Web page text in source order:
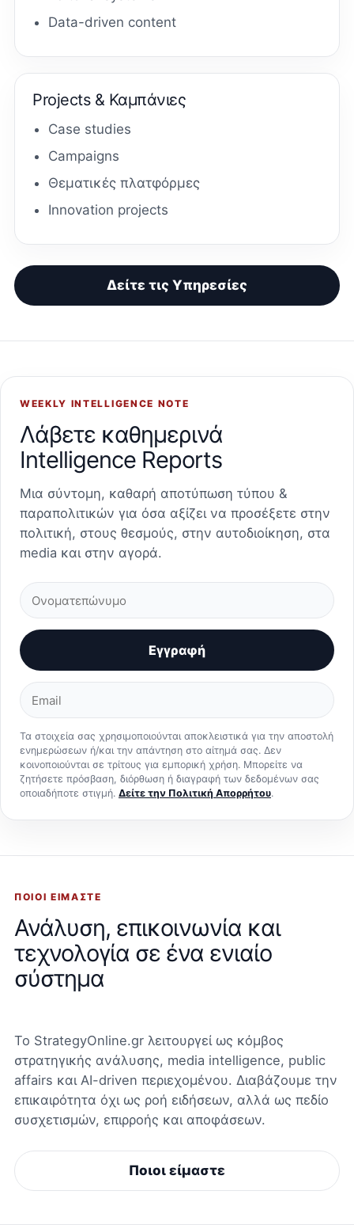
Data-driven content
Projects & Καμπάνιες
Case studies
Campaigns
Θεματικές πλατφόρμες
Innovation projects
Δείτε τις Υπηρεσίες
WEEKLY INTELLIGENCE NOTE
Λάβετε καθημερινά
Intelligence Reports
Μια σύντομη, καθαρή αποτύπωση τύπου &
παραπολιτικών για όσα αξίζει να προσέξετε στην
πολιτική, στους θεσμούς, στην αυτοδιοίκηση, στα
media και στην αγορά.
Τα στοιχεία σας χρησιμοποιούνται αποκλειστικά για την αποστολή
ενημερώσεων ή/και την απάντηση στο αίτημά σας. Δεν
κοινοποιούνται σε τρίτους για εμπορική χρήση. Μπορείτε να
ζητήσετε πρόσβαση, διόρθωση ή διαγραφή των δεδομένων σας
οποιαδήποτε στιγμή. Δείτε την Πολιτική Απορρήτου.
ΠΟΙΟΙ ΕΊΜΑΣΤΕ
Ανάλυση, επικοινωνία και
τεχνολογία σε ένα ενιαίο
σύστημα
Το StrategyOnline.gr λειτουργεί ως κόμβος
στρατηγικής ανάλυσης, media intelligence, public
affairs και AI-driven περιεχομένου. Διαβάζουμε την
επικαιρότητα όχι ως ροή ειδήσεων, αλλά ως πεδίο
συσχετισμών, επιρροής και αποφάσεων.
Ποιοι είμαστε